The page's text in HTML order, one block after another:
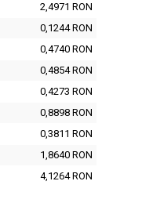
2,4971 RON
0,1244 RON
0,4740 RON
0,4854 RON
0,4273 RON
0,8898 RON
0,3811 RON
1,8640 RON
4,1264 RON